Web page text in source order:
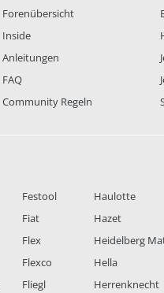
Forenübersicht
Inside
Anleitungen
FAQ
Community Regeln
Festool
Fiat
Flex
Flexco
Fliegl
Haulotte
Hazet
Heidelberg
Hella
Herrenknecht